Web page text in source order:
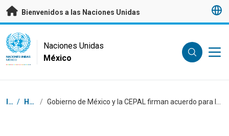
Saltar a contenido principal
Bienvenidos a las Naciones Unidas
UN Logo
NACIONES UNIDAS
MÉXICO
Naciones Unidas
México
Coordenadas dentro de la ruta de navegación
Inicio / Historias /